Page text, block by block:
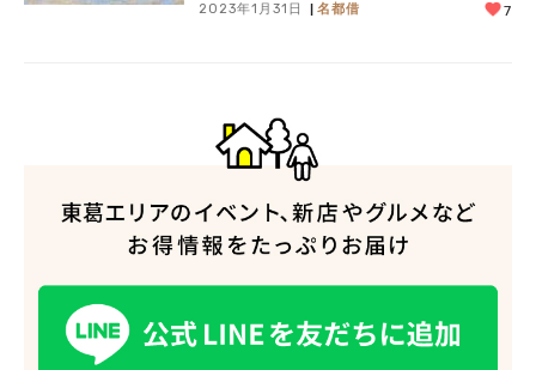
2023年1月31日 名都借 7